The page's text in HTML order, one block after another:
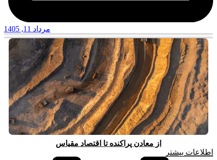
مرداد 11, 1405
از معادن پراکنده تا اقتصاد مقیاس
اطلاعات بیشتر